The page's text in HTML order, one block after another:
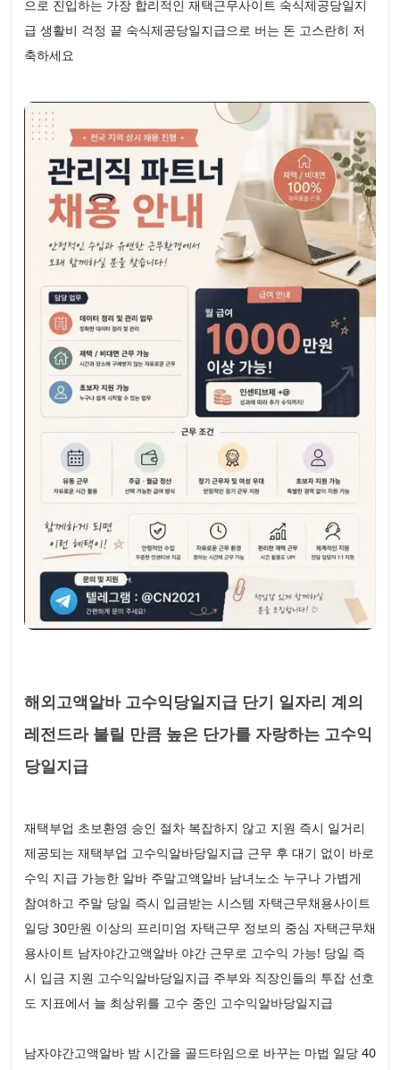
으로 진입하는 가장 합리적인 재택근무사이트 숙식제공당일지
급 생활비 걱정 끝 숙식제공당일지급으로 버는 돈 고스란히 저
축하세요
해외고액알바 고수익당일지급 단기 일자리 계의
레전드라 불릴 만큼 높은 단가를 자랑하는 고수익
당일지급
재택부업 초보환영 승인 절차 복잡하지 않고 지원 즉시 일거리
제공되는 재택부업 고수익알바당일지급 근무 후 대기 없이 바로
수익 지급 가능한 알바 주말고액알바 남녀노소 누구나 가볍게
참여하고 주말 당일 즉시 입금받는 시스템 자택근무채용사이트
일당 30만원 이상의 프리미엄 자택근무 정보의 중심 자택근무채
용사이트 남자야간고액알바 야간 근무로 고수익 가능! 당일 즉
시 입금 지원 고수익알바당일지급 주부와 직장인들의 투잡 선호
도 지표에서 늘 최상위를 고수 중인 고수익알바당일지급
남자야간고액알바 밤 시간을 골드타임으로 바꾸는 마법 일당 40